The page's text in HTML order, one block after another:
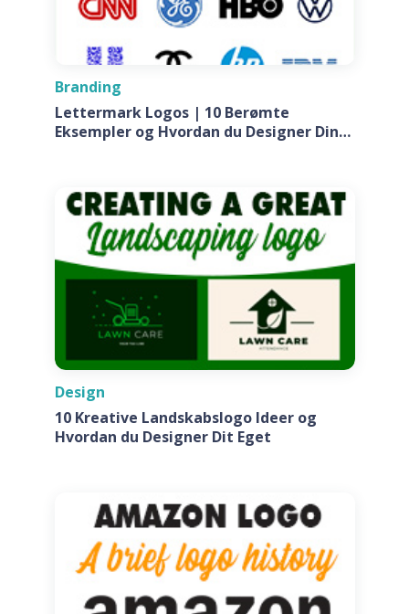
Branding
Lettermark Logos | 10 Berømte
Eksempler og Hvordan du Designer Din
Design
10 Kreative Landskabslogo Ideer og
Hvordan du Designer Dit Eget